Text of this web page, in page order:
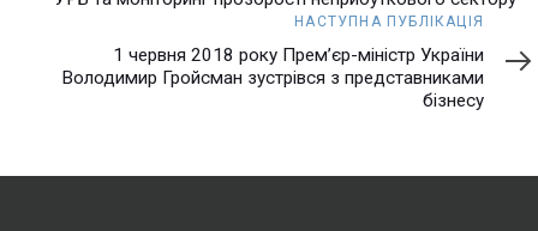
НАСТУПНА ПУБЛІКАЦІЯ
1 червня 2018 року Прем’єр-міністр України
Володимир Гройсман зустрівся з представниками
бізнесу